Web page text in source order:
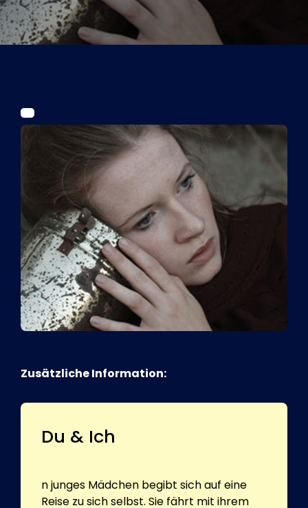
Tickets
Kurier Romy 2026
Zusätzliche Information:
Du & Ich
n junges Mädchen begibt sich auf eine
Reise zu sich selbst. Sie fährt mit ihrem